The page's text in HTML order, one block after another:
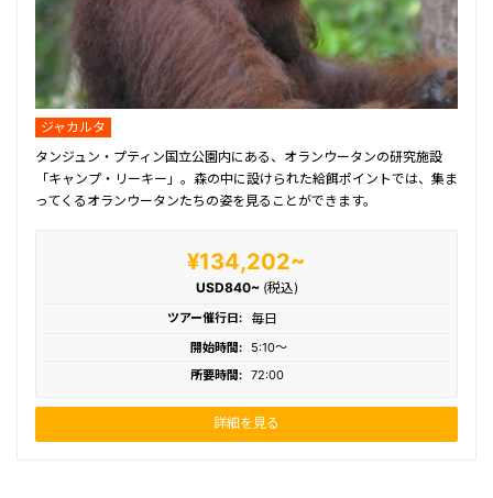
ジャカルタ
タンジュン・プティン国立公園内にある、オランウータンの研究施設
「キャンプ・リーキー」。森の中に設けられた給餌ポイントでは、集ま
ってくるオランウータンたちの姿を見ることができます。
¥134,202~
USD840~ (税込)
ツアー催行日: 毎日
開始時間:
5:10〜
所要時間: 72:00
詳細を見る